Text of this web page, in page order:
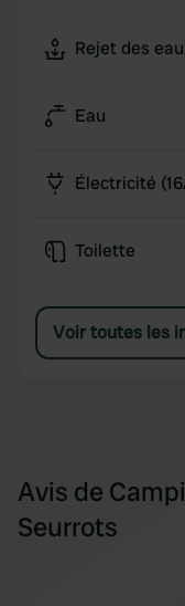
Rejet des
Eau
Électricité
Toilette
Voir toutes les
Avis de
Seurrots